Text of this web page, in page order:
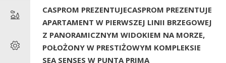
CASPROM PREZENTUJECASPROM PREZENTUJE
APARTAMENT W PIERWSZEJ LINII BRZEGOWEJ
Z PANORAMICZNYM WIDOKIEM NA MORZE,
POŁOŻONY W PRESTIŻOWYM KOMPLEKSIE
SEA SENSES W PUNTA PRIMA